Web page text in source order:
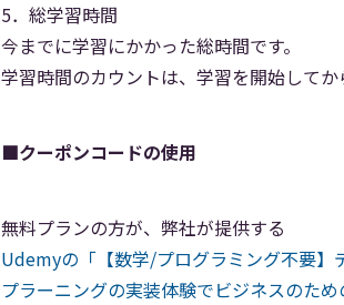
5．総学習時間
今までに学習にかかった総時間です。
学習時間のカウントは、学習を開始してか
■クーポンコードの使用
無料プランの方が、弊社が提供する
Udemyの「【数学/プログラミング不要】
プラーニングの実装体験でビジネスのため